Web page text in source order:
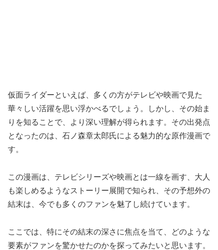
仮面ライダーといえば、多くの方がテレビや映画で見た
華々しい活躍を思い浮かべるでしょう。しかし、その始ま
りを知ることで、より深い理解が得られます。その出発点
となったのは、石ノ森章太郎氏による魅力的な原作漫画で
す。
この漫画は、テレビシリーズや映画とは一線を画す、大人
も楽しめるようなストーリー展開で知られ、その予想外の
結末は、今でも多くのファンを魅了し続けています。
ここでは、特にその結末の深さに焦点を当て、どのような
要素がファンを驚かせたのかを探ってみたいと思います。